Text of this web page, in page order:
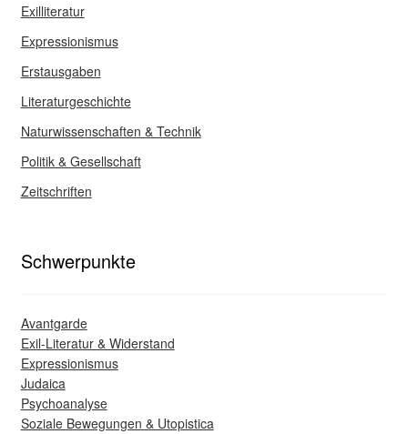
Exilliteratur
Expressionismus
Erstausgaben
Literaturgeschichte
Naturwissenschaften & Technik
Politik & Gesellschaft
Zeitschriften
Schwerpunkte
Avantgarde
Exil-Literatur & Widerstand
Expressionismus
Judaica
Psychoanalyse
Soziale Bewegungen & Utopistica